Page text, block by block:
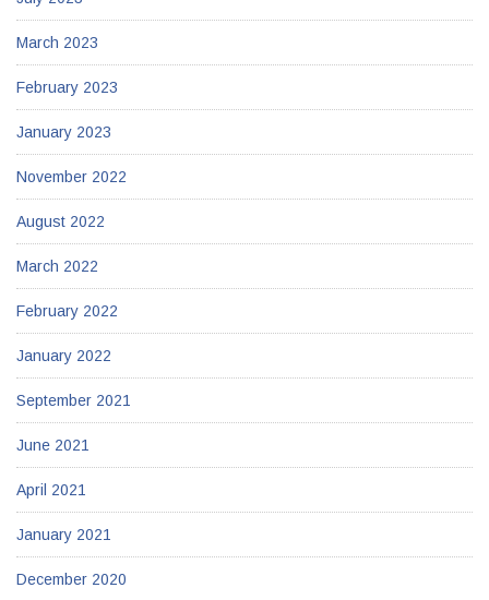
March 2023
February 2023
January 2023
November 2022
August 2022
March 2022
February 2022
January 2022
September 2021
June 2021
April 2021
January 2021
December 2020